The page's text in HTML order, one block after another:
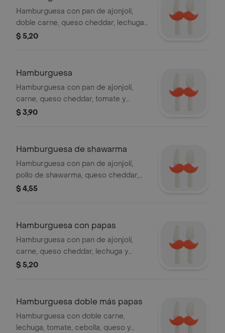
Hamburguesa con pan de ajonjolí,
doble carne, queso cheddar, lechuga
y tomate.
$ 5,20
Hamburguesa
Hamburguesa con pan de ajonjolí,
carne, queso cheddar, tomate y
lechuga.
$ 3,90
Hamburguesa de shawarma
Hamburguesa con pan de ajonjolí,
pollo de shawarma, queso cheddar,
lechuga y tomate.
$ 4,55
Hamburguesa con papas
Hamburguesa con pan de ajonjolí,
carne, queso cheddar, lechuga y
$ 5,20
Hamburguesa doble más papas
Hamburguesa con doble carne,
lechuga, tomate, cebolla, queso y